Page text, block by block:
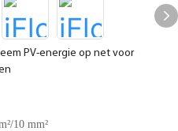
PV-energie op net voor
10 mm²